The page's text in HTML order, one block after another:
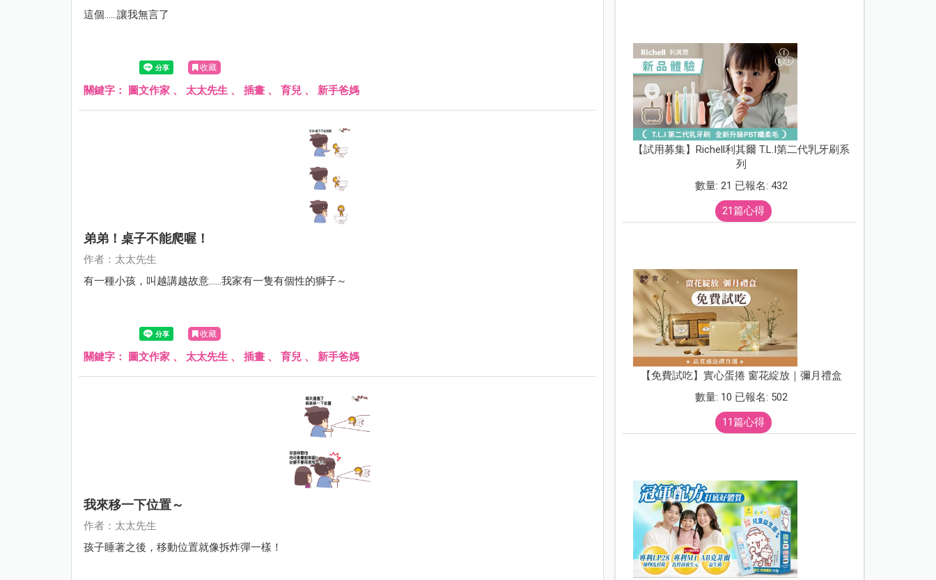
這個......讓我無言了
收藏
關鍵字： 圖文作家 、 太太先生 、 插畫 、 育兒 、 新手爸媽
弟弟！桌子不能爬喔！
作者：太太先生
有一種小孩，叫越講越故意......我家有一隻有個性的獅子～
收藏
關鍵字： 圖文作家 、 太太先生 、 插畫 、 育兒 、 新手爸媽
我來移一下位置～
作者：太太先生
孩子睡著之後，移動位置就像拆炸彈一樣！
【試用募集】Richell利其爾 T.L.I第二代乳牙刷系
列
數量: 21 已報名: 432
21篇心得
【免費試吃】實心蛋捲 窗花綻放｜彌月禮盒
數量: 10 已報名: 502
11篇心得